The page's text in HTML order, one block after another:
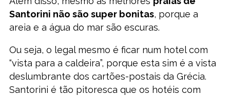
Santorini não são super bonitas, porque a
areia e a água do mar são escuras.
Ou seja, o legal mesmo é ficar num hotel com
“vista para a caldeira”, porque esta sim é a vista
deslumbrante dos cartões-postais da Grécia.
Santorini é tão pitoresca que os hotéis com